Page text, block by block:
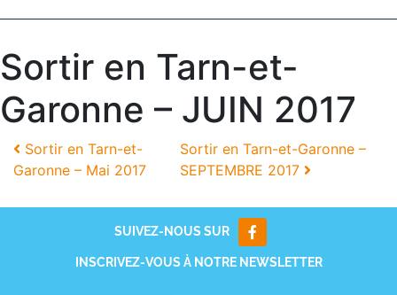
Sortir en Tarn-et-
Garonne – JUIN 2017
Sortir en Tarn-et-
Garonne – Mai 2017
Sortir en Tarn-et-Garonne –
SEPTEMBRE 2017
SUIVEZ-NOUS SUR
INSCRIVEZ-VOUS À NOTRE NEWSLETTER